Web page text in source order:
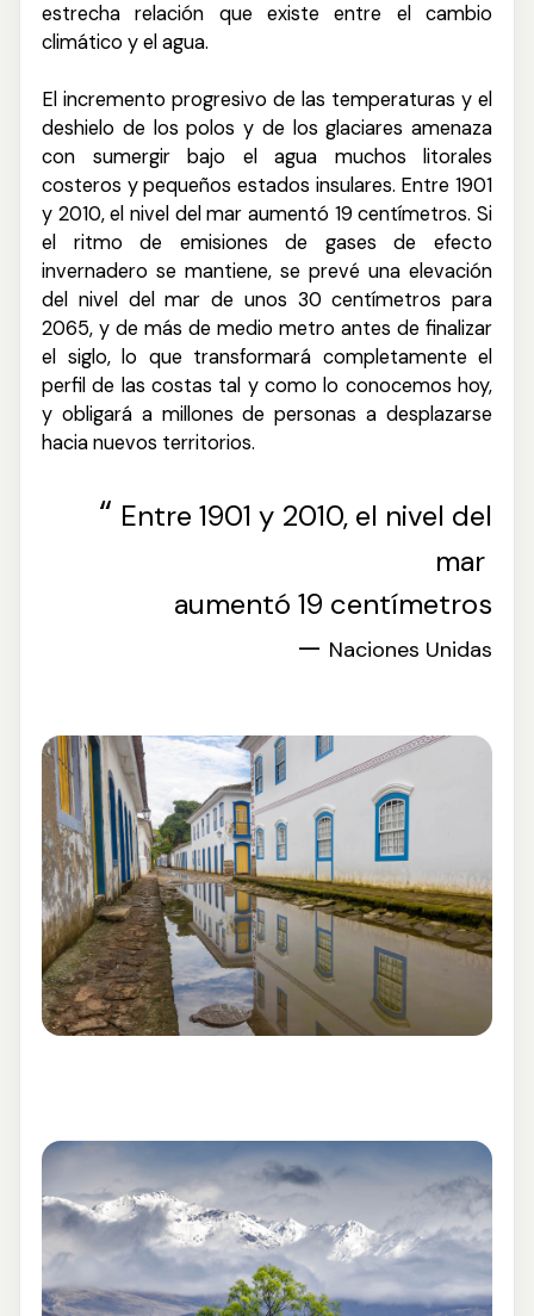
estrecha relación que existe entre el cambio
climático y el agua.
El incremento progresivo de las temperaturas y el
deshielo de los polos y de los glaciares amenaza
con sumergir bajo el agua muchos litorales
costeros y pequeños estados insulares. Entre 1901
y 2010, el nivel del mar aumentó 19 centímetros. Si
el ritmo de emisiones de gases de efecto
invernadero se mantiene, se prevé una elevación
del nivel del mar de unos 30 centímetros para
2065, y de más de medio metro antes de finalizar
el siglo, lo que transformará completamente el
perfil de las costas tal y como lo conocemos hoy,
y obligará a millones de personas a desplazarse
hacia nuevos territorios.
“ Entre 1901 y 2010, el nivel del
mar
aumentó 19 centímetros
— Naciones Unidas